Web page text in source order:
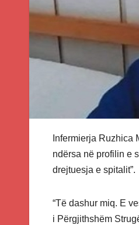
Infermierja Ruzhica
ndërsa në profilin e
drejtuesja e spitalit”.
“Të dashur miq. E
i Përgjithshëm